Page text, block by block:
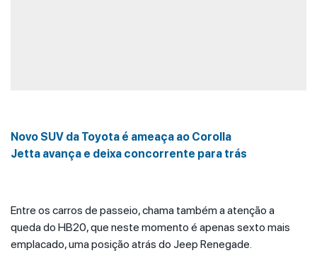
Novo SUV da Toyota é ameaça ao Corolla
Jetta avança e deixa concorrente para trás
Entre os carros de passeio, chama também a atenção a
queda do HB20, que neste momento é apenas sexto mais
emplacado, uma posição atrás do Jeep Renegade.